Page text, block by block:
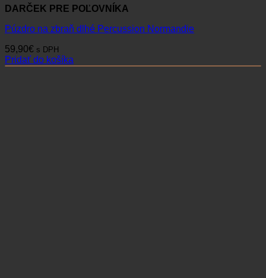
DARČEK PRE POĽOVNÍKA
Púzdro na zbraň dlhé Percussion Normandie
59,90€ s DPH
Pridať do košíka